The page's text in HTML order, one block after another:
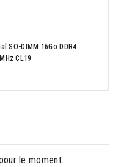
SO-DIMM 16Go DDR4
CL19
le moment.